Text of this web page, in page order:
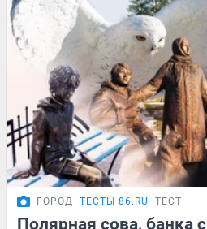
ГОРОД ТЕСТЫ 86.RU ТЕСТ
Полярная сова, банка